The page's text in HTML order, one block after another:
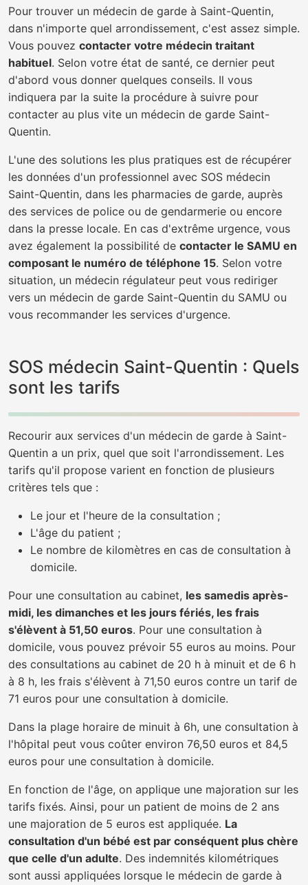
Pour trouver un médecin de garde à Saint-Quentin,
dans n'importe quel arrondissement, c'est assez simple.
Vous pouvez contacter votre médecin traitant
habituel. Selon votre état de santé, ce dernier peut
d'abord vous donner quelques conseils. Il vous
indiquera par la suite la procédure à suivre pour
contacter au plus vite un médecin de garde Saint-
Quentin.
L'une des solutions les plus pratiques est de récupérer
les données d'un professionnel avec SOS médecin
Saint-Quentin, dans les pharmacies de garde, auprès
des services de police ou de gendarmerie ou encore
dans la presse locale. En cas d'extrême urgence, vous
avez également la possibilité de contacter le SAMU en
composant le numéro de téléphone 15. Selon votre
situation, un médecin régulateur peut vous rediriger
vers un médecin de garde Saint-Quentin du SAMU ou
vous recommander les services d'urgence.
SOS médecin Saint-Quentin : Quels
sont les tarifs
Recourir aux services d'un médecin de garde à Saint-
Quentin a un prix, quel que soit l'arrondissement. Les
tarifs qu'il propose varient en fonction de plusieurs
critères tels que :
Le jour et l'heure de la consultation ;
L'âge du patient ;
Le nombre de kilomètres en cas de consultation à
domicile.
Pour une consultation au cabinet, les samedis après-
midi, les dimanches et les jours fériés, les frais
s'élèvent à 51,50 euros. Pour une consultation à
domicile, vous pouvez prévoir 55 euros au moins. Pour
des consultations au cabinet de 20 h à minuit et de 6 h
à 8 h, les frais s'élèvent à 71,50 euros contre un tarif de
71 euros pour une consultation à domicile.
Dans la plage horaire de minuit à 6h, une consultation à
l'hôpital peut vous coûter environ 76,50 euros et 84,5
euros pour une consultation à domicile.
En fonction de l'âge, on applique une majoration sur les
tarifs fixés. Ainsi, pour un patient de moins de 2 ans
une majoration de 5 euros est appliquée. La
consultation d'un bébé est par conséquent plus chère
que celle d'un adulte. Des indemnités kilométriques
sont aussi appliquées lorsque le médecin de garde à